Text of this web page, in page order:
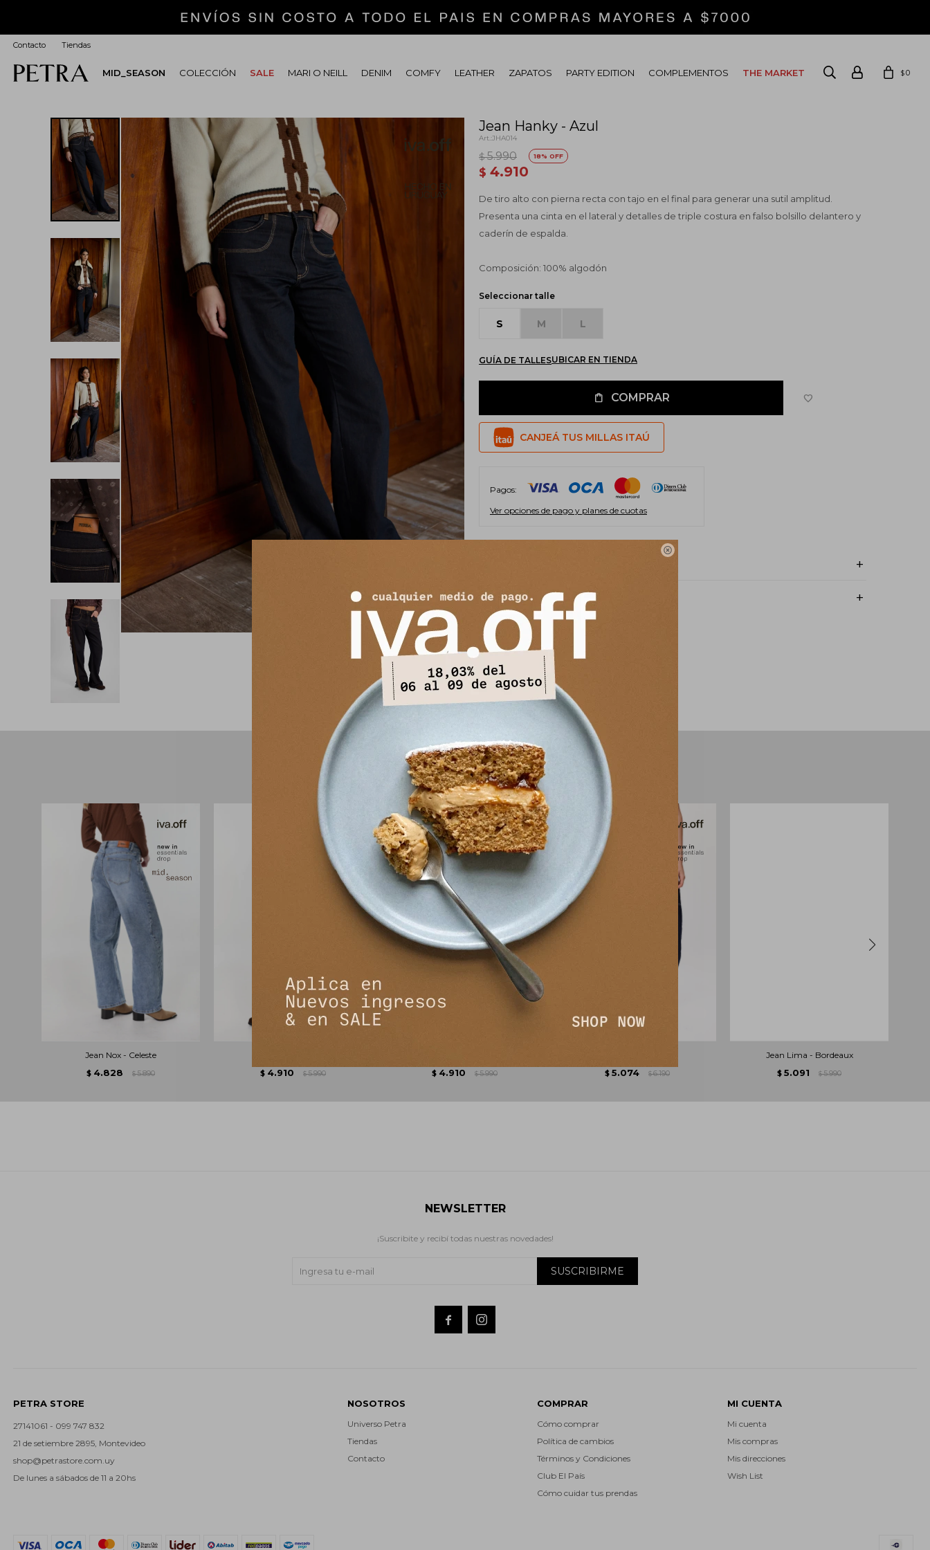

MID_SEASON COLECCIÓN SALE MARI O NEILL DENIM COMFY LEATHER ZAPATOS PARTY EDITION COMPLEMENTOS THE MARKET $0
Contacto Tiendas
Jean Hanky - Azul
JHA014
$ 4.910
$ 5.990 18
De tiro alto con pierna recta con tajo en el final para generar una sutil amplitud.
Presenta una cinta en el lateral y detalles de triple costura en falso bolsillo delantero y
caderín de espalda.
Composición: 100% algodón
Seleccionar talle
S M L
GUÍA DE TALLESUBICAR EN TIENDA
COMPRAR
CANJEÁ TUS MILLAS ITAÚ
Pagos:
Ver opciones de pago y planes de cuotas
Cambios y Devoluciones
PRODUCTOS QUE TE PUEDEN INTERESAR
Jean Nox - Celeste
$ 4.828 $ 5.890 $ 4.910 $ 5.990 $ 4.910 $ 5.990 $ 5.074 $ 6.190
Jean Lima - Bordeaux
$ 5.091 $ 5.990
PETRA STORE
27141061 - 099 747 832
21 de setiembre 2895, Montevideo
shop@petrastore.com.uy
De lunes a sábados de 11 a 20hs
NOSOTROS
Universo Petra
Tiendas
Contacto
COMPRAR
Cómo comprar
Política de cambios
Términos y Condiciones
Club El País
Cómo cuidar tus prendas
MI CUENTA
Mi cuenta
Mis compras
Mis direcciones
Wish List
NEWSLETTER
¡Suscribite y recibí todas nuestras novedades!
SUSCRIBIRME
 